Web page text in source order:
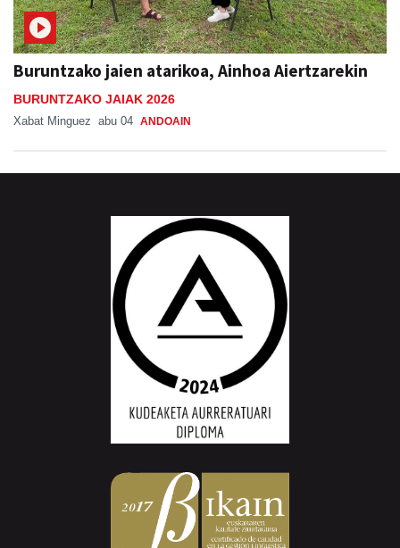
Buruntzako jaien atarikoa, Ainhoa Aiertzarekin
BURUNTZAKO JAIAK 2026
Xabat Minguez abu 04 ANDOAIN